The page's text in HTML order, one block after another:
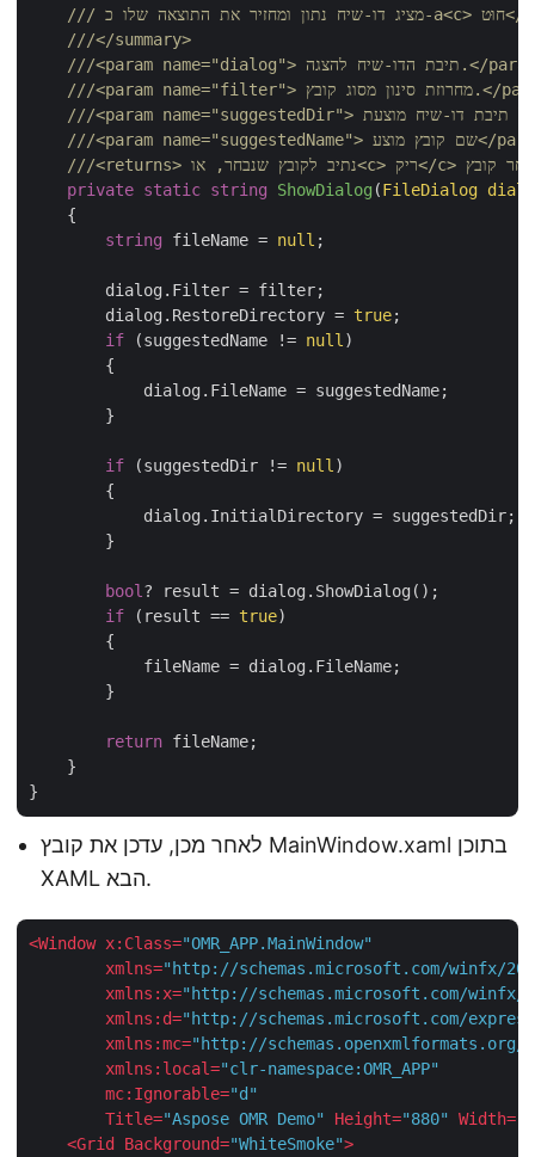
///
מציג דו-שיח נתון ומחזיר את התוצאה שלו כ-a<c> חוּט</
///</summary>
///<param name="dialog"> תיבת הדו-שיח להצגה.</
///<param name="filter"> מחרוזת סינון מסוג קובץ.</
///<param name="suggestedDir"> תיבת דו-שיח מוצעת
///<param name="suggestedName"> שם קובץ מוצע</
///<returns> נתיב לקובץ שנבחר, או<c> ריק</c>
private static string ShowDialog (FileDialog
    {
string fileName = null ;
        dialog.Filter = filter;
        dialog.RestoreDirectory =
true;
if (suggestedName != null )
        {
            dialog.FileName = suggestedName;
        }
if (suggestedDir != null )
        {
            dialog.InitialDirectory = suggestedDir;
        }
bool ? result = dialog.ShowDialog();
if (result == true)
        {
            fileName = dialog.FileName;
        }
return fileName;
    }
לאחר מכן, עדכן את קובץ MainWindow.xaml בתוכן
XAML הבא.
<Window x:Class="OMR_APP.MainWindow"
xmlns="http://schemas.microsoft.com/winfx/
xmlns:x="http://schemas.microsoft.com/winfx/
xmlns:d="http://schemas.microsoft.com/
xmlns:mc="http://
xmlns:local="clr-namespace:OMR_APP"
mc:Ignorable="d"
Title="Aspose OMR Demo" Height="880" Width=
<Grid Background="WhiteSmoke">